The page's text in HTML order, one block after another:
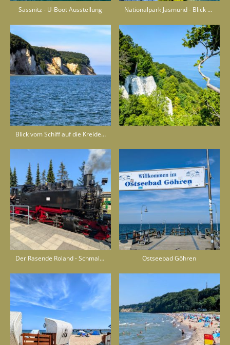
Sassnitz - U-Boot Ausstellung Nationalpark Jasmund - Blick zum Königsstuhl
Blick vom Schiff auf die Kreidefelsen - Nationalpark Jasmund
Der Rasende Roland - Schmalspurbahn Ostseebad Göhren